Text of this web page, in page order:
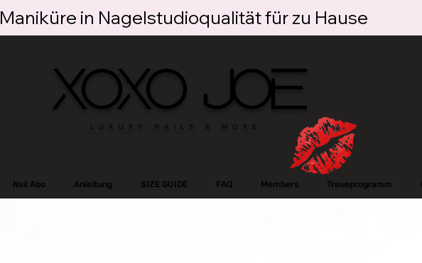
Maniküre in Nagelstudioqualität für zu Hause
XOXO JOE
LUXURY NAILS & MORE
Nail Abo Anleitung SIZE GUIDE FAQ Members Treueprogramm